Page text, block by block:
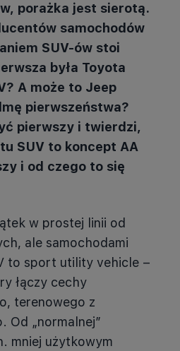
porażka jest sierotą.
samochodów
SUV-ów stoi
była Toyota
A może to Jeep
pierwszeństwa?
pierwszy i twierdzi,
SUV to koncept AA
i od czego to się
w prostej linii od
ale samochodami
to sport utility vehicle –
łączy cechy
terenowego z
Od „normalnej”
mniej użytkowym